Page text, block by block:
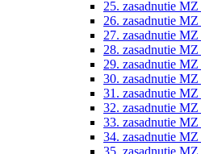
25. zasadnutie
26. zasadnutie
27. zasadnutie
28. zasadnutie
29. zasadnutie
30. zasadnutie
31. zasadnutie
32. zasadnutie
33. zasadnutie
34. zasadnutie
35. zasadnutie